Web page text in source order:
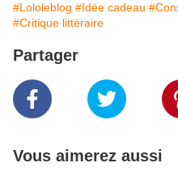
#Lololeblog #Idée cadeau
#Critique littéraire
Partager
Vous aimerez aussi